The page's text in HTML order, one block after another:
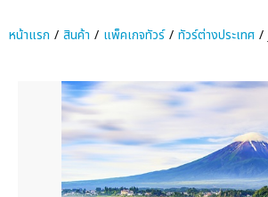
หน้าแรก สินค้า แพ็คเกจทัวร์ ทัวร์ต่างประเทศ